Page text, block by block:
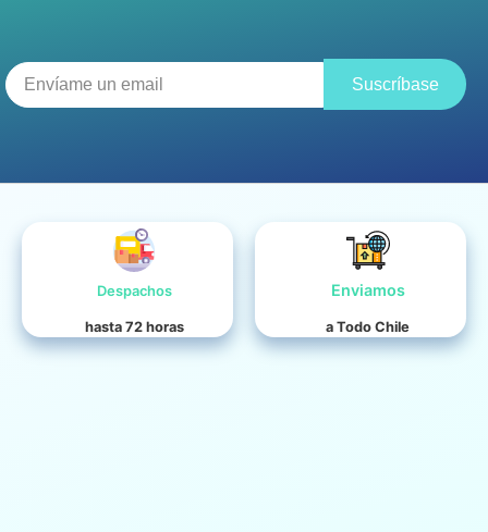
Suscríbase
Despachos
hasta 72 horas
Enviamos
a Todo Chile